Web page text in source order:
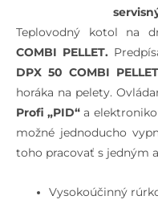
Teplovodný kotol na
COMBI PELLET.
DPX 50 COMBI PELLET
horáka na pelety.
Profi „PID“ a
možné jednoducho
toho pracovať s jedným
Vysokoúčinný